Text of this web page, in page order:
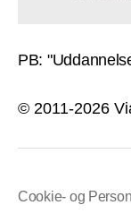
PB:
© 2011-2026
Cookie- og